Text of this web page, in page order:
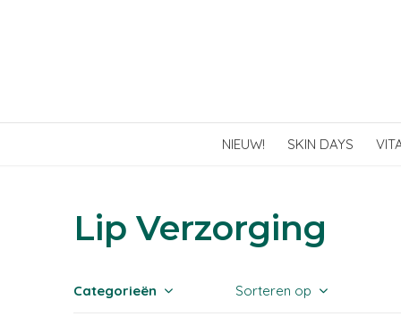
NIEUW! SKIN DAYS
Lip Verzorging
Categorieën Sorteren op